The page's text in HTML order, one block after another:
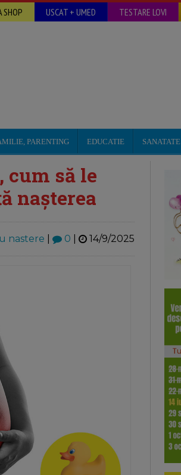
SHOP USCAT + UMED TESTARE LOVI
PARENTING EDUCATIE SANATATE
să le
nașterea
nastere 0 14/9/2025